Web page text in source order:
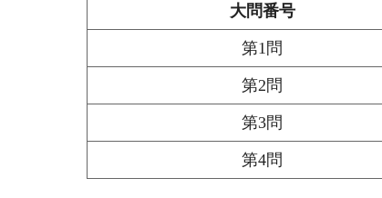
大問番号
第1問
第2問
第3問
第4問